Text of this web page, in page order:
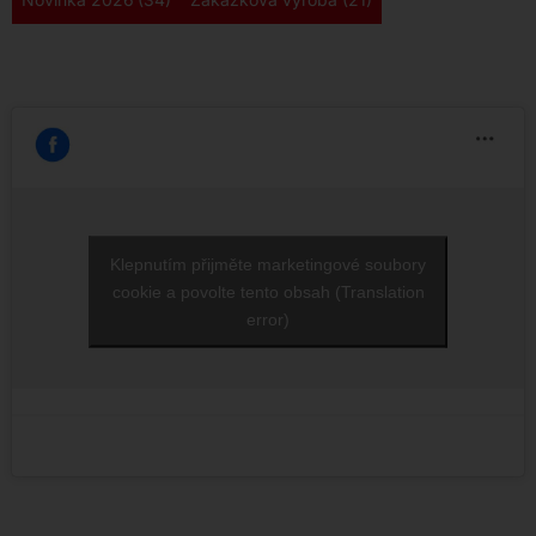
Klepnutím přijměte marketingové soubory
cookie a povolte tento obsah (Translation
error)